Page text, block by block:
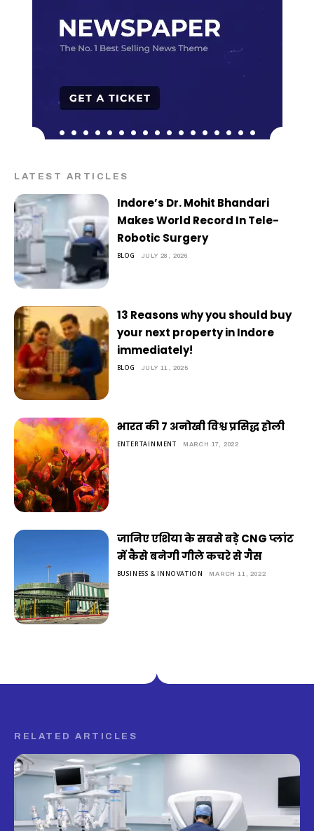
LATEST ARTICLES
Indore’s Dr. Mohit Bhandari
Makes World Record In Tele-
Robotic Surgery
BLOG JULY 28, 2026
13 Reasons why you should buy
your next property in Indore
immediately!
BLOG JULY 11, 2025
भारत की 7 अनोखी विश्व प्रसिद्ध होली
ENTERTAINMENT MARCH 17, 2022
जानिए एशिया के सबसे बड़े CNG प्लांट
में कैसे बनेगी गीले कचरे से गैस
BUSINESS & INNOVATION MARCH 11, 2022
RELATED ARTICLES